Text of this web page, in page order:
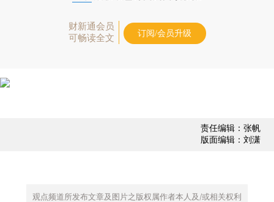
财新通会员
可畅读全文
订阅/会员升级
责任编辑：张帆
版面编辑：刘潇
观点频道所发布文章及图片之版权属作者本人及/或相关权利